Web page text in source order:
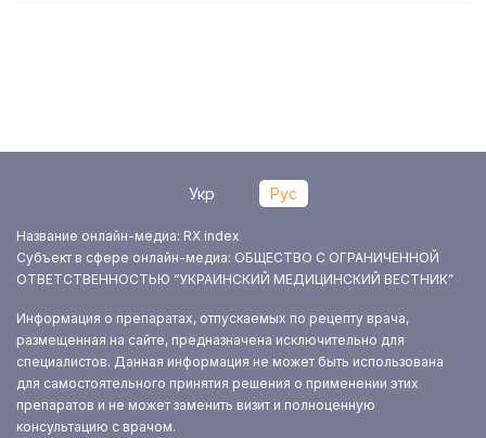
Укр Рус
Название онлайн-медиа: RX index
Субъект в сфере онлайн-медиа: ОБЩЕСТВО С ОГРАНИЧЕННОЙ
ОТВЕТСТВЕННОСТЬЮ “УКРАИНСКИЙ МЕДИЦИНСКИЙ ВЕСТНИК”
Информация о препаратах, отпускаемых по рецепту врача,
размещенная на сайте, предназначена исключительно для
специалистов. Данная информация не может быть использована
для самостоятельного принятия решения о применении этих
препаратов и не может заменить визит и полноценную
консультацию с врачом.